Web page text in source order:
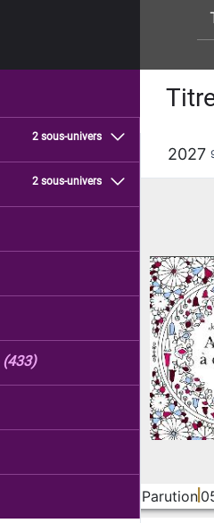
2 sous-univers
2 sous-univers
(433)
2027
Parution